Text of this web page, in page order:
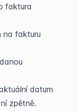
faktura
na fakturu
datum
zpětně.